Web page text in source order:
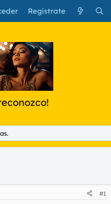
Regístrate
#1